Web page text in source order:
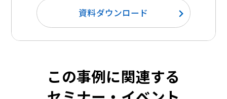
資料ダウンロード
この事例に関連する